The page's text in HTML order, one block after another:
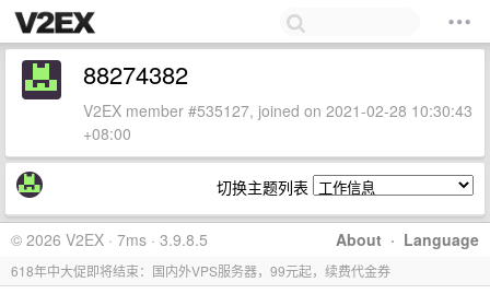
88274382
V2EX member #535127, joined on 2021-02-28 10:30:43
+08:00
切换主题列表
About · Language
© 2026 V2EX · 7ms · 3.9.8.5
618年中大促即将结束：国内外VPS服务器，99元起，续费代金券